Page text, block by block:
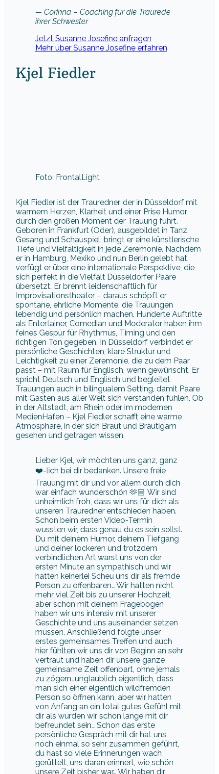
— Corinna – Coaching für die Traurede
ihrer Schwester
Jetzt Susanne Josefine anfragen
Mehr über Susanne Josefine erfahren
Kjel Fiedler
Foto: FrontalLight
Kjel Fiedler ist der Trauredner, der in Düsseldorf mit
warmem Herzen, Klarheit und einer Prise Humor
durch den großen Moment der Trauung führt.
Geboren in Frankfurt (Oder), ausgebildet in Tanz,
Gesang und Schauspiel, bringt er eine künstlerische
Tiefe und Vielfältigkeit in jede Zeremonie. Nachdem
er in Hamburg, Mexiko und nun Berlin gelebt hat,
verfügt er über eine internationale Perspektive, die
sich perfekt in die Vielfalt Düsseldorfer Paare
übersetzt. Er brennt leidenschaftlich für
Improvisationstheater – daraus schöpft er
spontane, ehrliche Momente, die Trauungen
lebendig und persönlich machen. Hunderte Auftritte
als Entertainer, Comedian und Moderator haben ihm
feines Gespür für Rhythmus, Timing und den
richtigen Ton gegeben. In Düsseldorf verbindet er
persönliche Geschichten, klare Struktur und
Leichtigkeit zu einer Zeremonie, die zu dem Paar
passt – mit Raum für Englisch, wenn gewünscht. Er
spricht Deutsch und Englisch und begleitet
Trauungen auch in bilingualem Setting, damit Paare
mit Gästen aus aller Welt sich verstanden fühlen. Ob
in der Altstadt, am Rhein oder im modernen
MedienHafen – Kjel Fiedler schafft eine warme
Atmosphäre, in der sich Braut und Bräutigam
gesehen und getragen wissen.
Lieber Kjel, wir möchten uns ganz, ganz
❤️-lich bei dir bedanken. Unsere freie
Trauung mit dir und vor allem durch dich
war einfach wunderschön 🫶🏼 Wir sind
unheimlich froh, dass wir uns für dich als
unseren Trauredner entschieden haben.
Schon beim ersten Video-Termin
wussten wir, dass genau du es sein sollst.
Du mit deinem Humor, deinem Tiefgang
und deiner lockeren und trotzdem
verbindlichen Art warst uns von der
ersten Minute an sympathisch und wir
hatten keinerlei Scheu uns dir als fremde
Person zu offenbaren… Wir hatten nicht
mehr viel Zeit bis zu unserer Hochzeit,
aber schon mit deinem Fragebogen
haben wir uns intensiv mit unserer
Geschichte und uns auseinander setzen
müssen. Anschließend folgte unser
erstes gemeinsames Treffen und auch
hier fühlten wir uns dir von Beginn an sehr
vertraut und haben dir unsere ganze
gemeinsame Zeit offenbart, ohne jemals
zu zögern…unglaublich eigentlich, dass
man sich einer eigentlich wildfremden
Person so öffnen kann, aber wir hatten
von Anfang an ein total gutes Gefühl mit
dir als würden wir schon lange mit dir
befreundet sein… Schon das erste
persönliche Gespräch mit dir hat uns
noch einmal so sehr zusammen geführt,
du hast so viele Erinnerungen wach
gerüttelt, uns daran erinnert, wie schön
unsere Zeit bisher war… Wir haben dir